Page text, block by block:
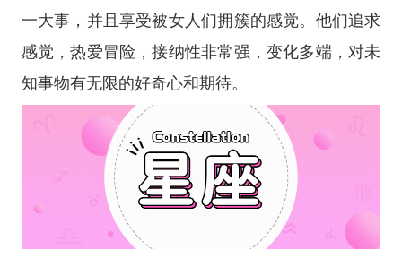
一大事，并且享受被女人们拥簇的感觉。他们追求
感觉，热爱冒险，接纳性非常强，变化多端，对未
知事物有无限的好奇心和期待。